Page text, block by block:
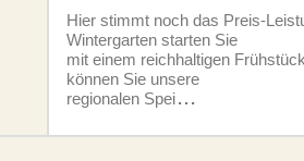
Hier stimmt noch das Preis-
Wintergarten starten Sie
mit einem reichhaltigen
können Sie unsere
regionalen Spei...